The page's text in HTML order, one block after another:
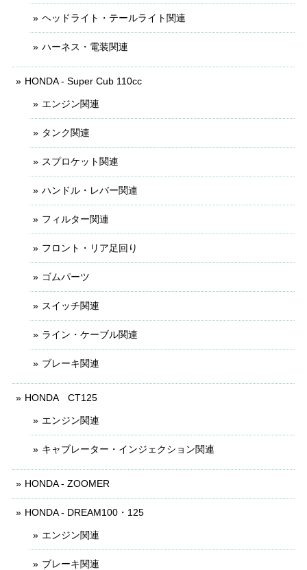
ヘッドライト・テールライト関連
ハーネス・電装関連
HONDA - Super Cub 110cc
エンジン関連
タンク関連
スプロケット関連
ハンドル・レバー関連
フィルター関連
フロント・リア足回り
ゴムパーツ
スイッチ関連
ライン・ケーブル関連
ブレーキ関連
HONDA CT125
エンジン関連
キャブレーター・インジェクション関連
HONDA - ZOOMER
HONDA - DREAM100・125
エンジン関連
ブレーキ関連